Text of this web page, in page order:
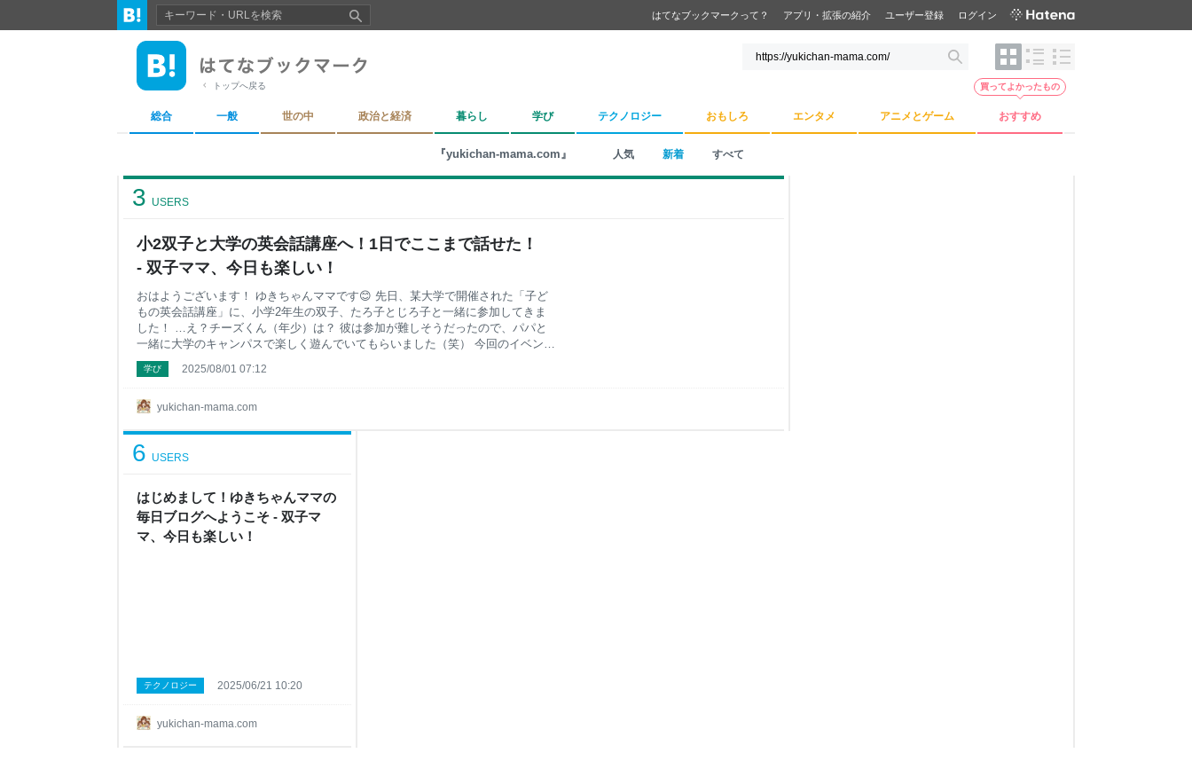
はてなブックマークって？ アプリ・拡張の紹介 ユーザー登録 ログイン
トップへ戻る
総合 一般 世の中 政治と経済 暮らし 学び テクノロジー おもしろ エンタメ アニメとゲーム おすすめ
買ってよかったもの
『yukichan-mama.com』 人気 新着 すべて
小2双子と大学の英会話講座へ！1日でここまで話せた！
- 双子ママ、今日も楽しい！
3 USERS
yukichan-mama.com
おはようございます！ ゆきちゃんママです😊 先日、某大学で開催された「子ど
もの英会話講座」に、小学2年生の双子、たろ子とじろ子と一緒に参加してきま
した！ …え？チーズくん（年少）は？ 彼は参加が難しそうだったので、パパと
一緒に大学のキャンパスで楽しく遊んでいてもらいました（笑） 今回のイベント
は小学生以上が対象で、ちょうどいい機会だったこともあり、参加を決めまし
た。 実はうちの双子、帰国子女なんです。といっても、パパの留学に便乗してア
のですが…ちょっとでも英語に触れる機会があれば！と、こういった講座にはつ
か？ 最後に 英会話講座はどんな内容？ このイベントは、参加費
学び 2025/08/01 07:12
はじめまして！ゆきちゃんママの
毎日ブログへようこそ - 双子マ
マ、今日も楽しい！
6 USERS
yukichan-mama.com
テクノロジー 2025/06/21 10:20